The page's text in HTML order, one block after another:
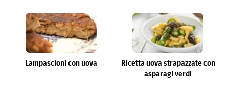
Lampascioni con uova
Ricetta uova strapazzate con
asparagi verdi